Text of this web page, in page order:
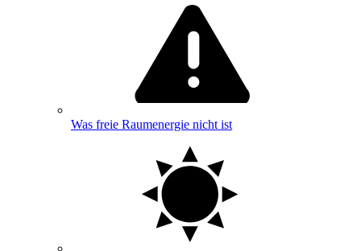
Was freie Raumenergie nicht ist